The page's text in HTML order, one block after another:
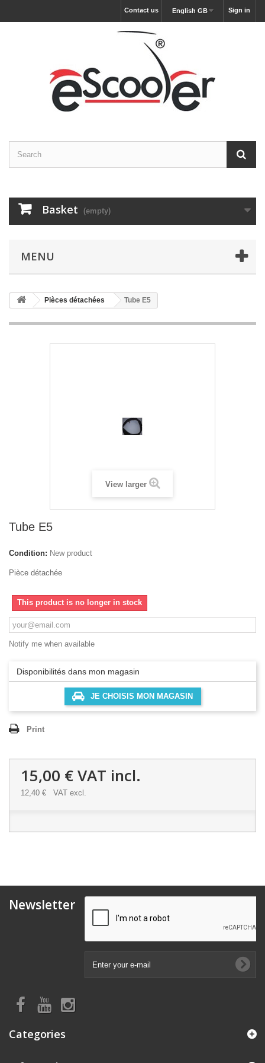
Sign in
English GB
Contact us
Basket (empty)
MENU
Pièces détachées Tube E5
View larger
Tube E5
Condition: New product
Pièce détachée
This product is no longer in stock
Notify me when available
Disponibilités dans mon magasin
JE CHOISIS MON MAGASIN
Print
15,00 €VAT incl.
12,40 € VAT excl.
Newsletter
Categories